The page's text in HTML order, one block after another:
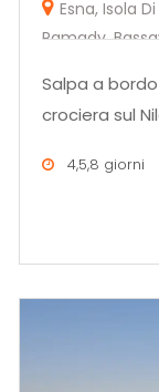
Esna, Isola
Ramady,
Salpa a
crociera sul
4,5,8 giorni